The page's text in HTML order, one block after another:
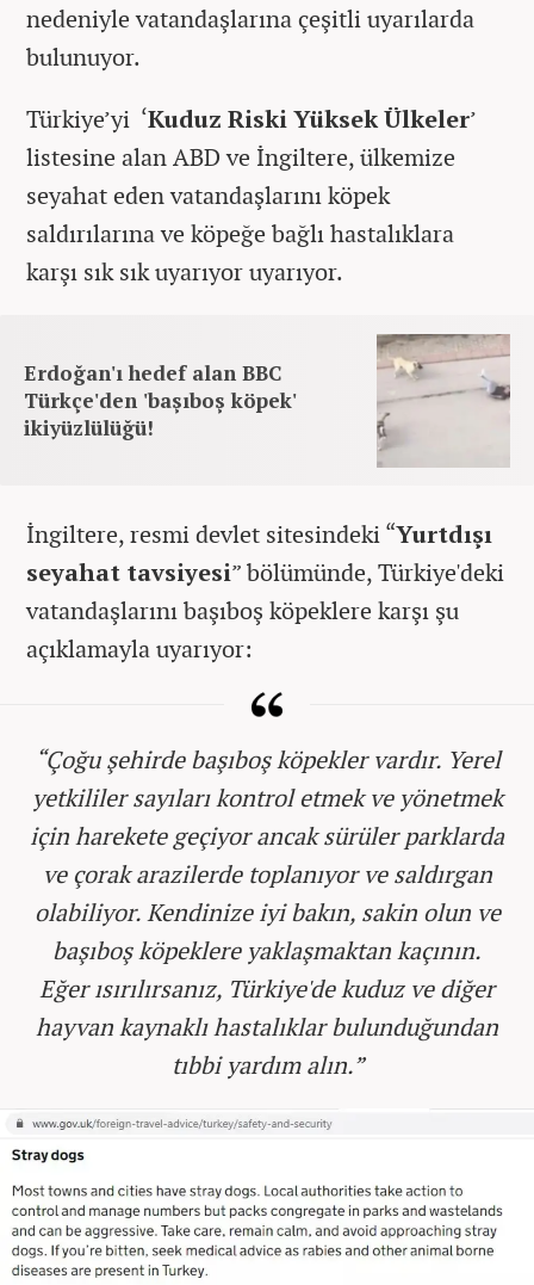
nedeniyle vatandaşlarına çeşitli uyarılarda
bulunuyor.
Türkiye’yi ‘Kuduz Riski Yüksek Ülkeler’
listesine alan ABD ve İngiltere, ülkemize
seyahat eden vatandaşlarını köpek
saldırılarına ve köpeğe bağlı hastalıklara
karşı sık sık uyarıyor uyarıyor.
Erdoğan'ı hedef alan BBC
Türkçe'den 'başıboş köpek'
ikiyüzlülüğü!
İngiltere, resmi devlet sitesindeki “Yurtdışı
seyahat tavsiyesi” bölümünde, Türkiye'deki
vatandaşlarını başıboş köpeklere karşı şu
açıklamayla uyarıyor:
“Çoğu şehirde başıboş köpekler vardır. Yerel
yetkililer sayıları kontrol etmek ve yönetmek
için harekete geçiyor ancak sürüler parklarda
ve çorak arazilerde toplanıyor ve saldırgan
olabiliyor. Kendinize iyi bakın, sakin olun ve
başıboş köpeklere yaklaşmaktan kaçının.
Eğer ısırılırsanız, Türkiye'de kuduz ve diğer
hayvan kaynaklı hastalıklar bulunduğundan
tıbbi yardım alın.”